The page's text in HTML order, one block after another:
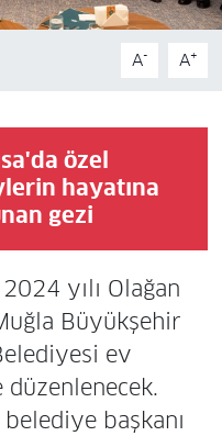
A- A+
özel
hayatına
gezi
yılı Olağan
Büyükşehir
ev
başkanı